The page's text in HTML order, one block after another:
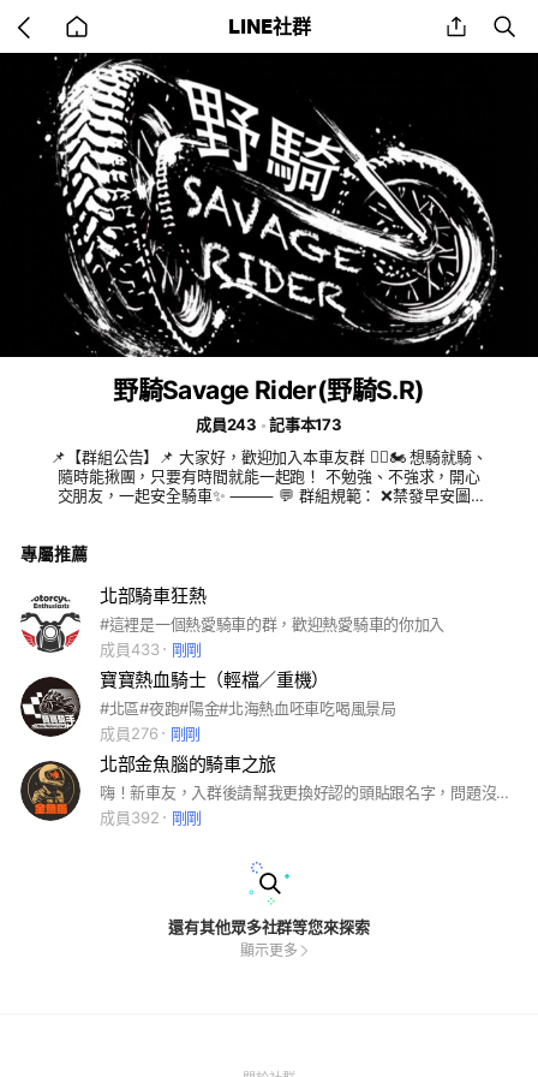
back
to
home
LINE社群 share
野騎Savage Rider(野騎S.R)
成員243
記事本173
📌【群組公告】📌 大家好，歡迎加入本車友群 🚴‍♂️🏍 想騎就騎、
隨時能揪團，只要有時間就能一起跑！ 不勉強、不強求，開心
交朋友，一起安全騎車✨ ⸻ 💬 群組規範： ❌禁發早安圖 /
上大群直接清退） ✅約騎訊息請清楚發佈 ✅互相尊重/友善交流
開心為主， 讓每一次出團都留下最好的回憶！🏍💨
專屬推薦
北部騎車狂熱
#這裡是一個熱愛騎車的群，歡迎熱愛騎車的你加入
成員433
剛剛
寶寶熱血騎士（輕檔／重機）
#北區#夜跑#陽金#北海熱血呸車吃喝風景局
成員276
剛剛
北部金魚腦的騎車之旅
嗨！新車友，入群後請幫我更換好認的頭貼跟名字，問題沒回答不會放入團內喔 北北基桃竹，不限車種的騎士團 一群離開北部甚至連回家都會迷路的人 #台北 #新北 #桃園 #基隆 #新竹 #紅牌 #黃牌 #白牌 #重機 #大羊 #輕檔 #檔車 #速克達 #車友 #女車友 #夜跑 #早鳥 #遠征 #環島 #跑山 #旅行 #車聚 #說走就走 #喝咖啡 #約騎 #北宜 #台三 #北海岸 #五指山 #陽金 #大古山 #106 #台七乙
成員392
剛剛
還有其他眾多社群等您來探索
顯示更多